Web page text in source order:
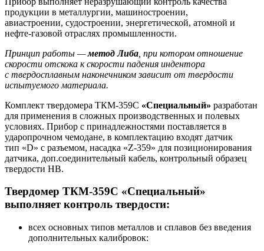
продукции в металлургии, машиностроении,
авиастроении, судостроении, энергетической, атомной и
нефте-газовой отраслях промышленности.
Принцип работы —метод Либа , при котором отношение
скорости отскока к скорости падения индентора
с твердосплавным наконечником зависит от твердости
испытуемого материала.
Комплект твердомера ТКМ-359С «Специальный» разработан
для применения в сложных производственных и полевых
условиях. Прибор с принадлежностями поставляется в
ударопрочном чемодане, в комплектацию входят датчик
тип «D» с разъемом, насадка «Z-359» для позиционирования
датчика, доп.соединительный кабель, контрольный образец
твердости HB.
Твердомер ТКМ-359С «Специальный»
выполняет контроль твердости:
всех основных типов металлов и сплавов без введения
дополнительных калибровок: